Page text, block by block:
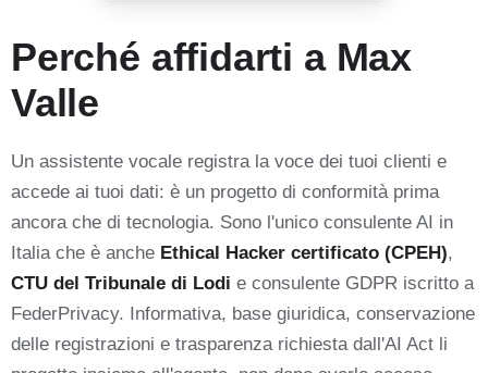
Perché affidarti a Max
Valle
Un assistente vocale registra la voce dei tuoi clienti e
accede ai tuoi dati: è un progetto di conformità prima
ancora che di tecnologia. Sono l'unico consulente AI in
Italia che è anche Ethical Hacker certificato (CPEH),
CTU del Tribunale di Lodi e consulente GDPR iscritto a
FederPrivacy. Informativa, base giuridica, conservazione
delle registrazioni e trasparenza richiesta dall'AI Act li